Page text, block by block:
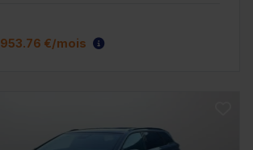
953.76 €/mois